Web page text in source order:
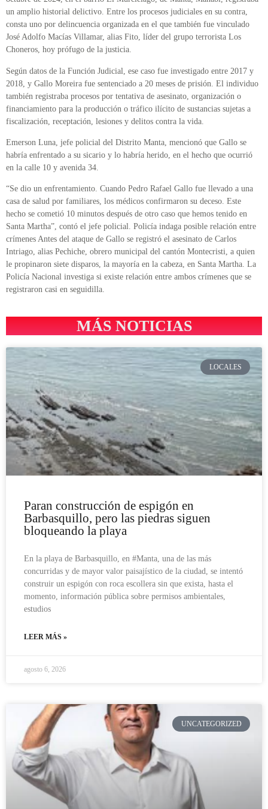
un amplio historial delictivo. Entre los procesos judiciales en su contra,
consta uno por delincuencia organizada en el que también fue vinculado
José Adolfo Macías Villamar, alias Fito, líder del grupo terrorista Los
Choneros, hoy prófugo de la justicia.
Según datos de la Función Judicial, ese caso fue investigado entre 2017 y
2018, y Gallo Moreira fue sentenciado a 20 meses de prisión. El individuo
también registraba procesos por tentativa de asesinato, organización o
financiamiento para la producción o tráfico ilícito de sustancias sujetas a
fiscalización, receptación, lesiones y delitos contra la vida.
Emerson Luna, jefe policial del Distrito Manta, mencionó que Gallo se
habría enfrentado a su sicario y lo habría herido, en el hecho que ocurrió
en la calle 10 y avenida 34.
“Se dio un enfrentamiento. Cuando Pedro Rafael Gallo fue llevado a una
casa de salud por familiares, los médicos confirmaron su deceso. Este
hecho se cometió 10 minutos después de otro caso que hemos tenido en
Santa Martha”, contó el jefe policial. Policía indaga posible relación entre
crímenes Antes del ataque de Gallo se registró el asesinato de Carlos
Intriago, alias Pechiche, obrero municipal del cantón Montecristi, a quien
le propinaron siete disparos, la mayoría en la cabeza, en Santa Martha. La
Policía Nacional investiga si existe relación entre ambos crímenes que se
registraron casi en seguidilla.
MÁS NOTICIAS
LOCALES
Paran construcción de espigón en
Barbasquillo, pero las piedras siguen
bloqueando la playa
En la playa de Barbasquillo, en #Manta, una de las más
concurridas y de mayor valor paisajístico de la ciudad, se intentó
construir un espigón con roca escollera sin que exista, hasta el
momento, información pública sobre permisos ambientales,
estudios
LEER MÁS »
agosto 6, 2026
UNCATEGORIZED